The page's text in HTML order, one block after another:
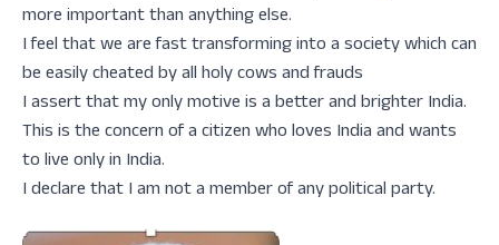
more important than anything else.
I feel that we are fast transforming into a society which can
be easily cheated by all holy cows and frauds
I assert that my only motive is a better and brighter India.
This is the concern of a citizen who loves India and wants
to live only in India.
I declare that I am not a member of any political party.